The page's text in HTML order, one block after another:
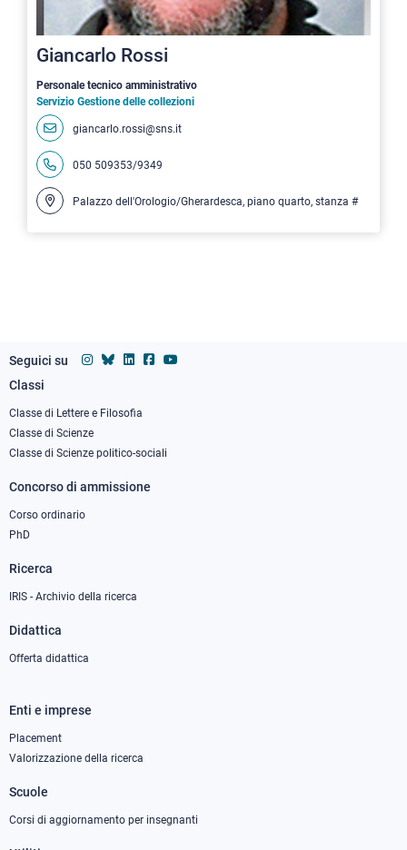
Giancarlo Rossi
Personale tecnico amministrativo
Servizio Gestione delle collezioni
giancarlo.rossi@sns.it
050 509353/9349
Palazzo dell'Orologio/Gherardesca, piano quarto, stanza #
Seguici su
Footer
column
1
Classi
Classe di Lettere e Filosofia
Classe di Scienze
Classe di Scienze politico-sociali
Concorso di ammissione
Corso ordinario
PhD
Ricerca
IRIS - Archivio della ricerca
Didattica
Offerta didattica
Footer
column
Enti e imprese
Placement
Valorizzazione della ricerca
Scuole
Corsi di aggiornamento per insegnanti